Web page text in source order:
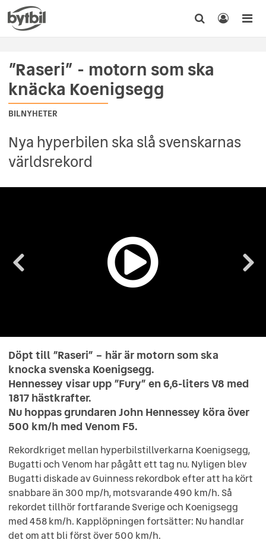
”Raseri” - motorn som ska
knäcka Koenigsegg
BILNYHETER
Nya hyperbilen ska slå svenskarnas
världsrekord
Döpt till ”Raseri” – här är motorn som ska
knocka svenska Koenigsegg.
Hennessey visar upp ”Fury” en 6,6-liters V8 med
1817 hästkrafter.
Nu hoppas grundaren John Hennessey köra över
500 km/h med Venom F5.
Rekordkriget mellan hyperbilstillverkarna Koenigsegg,
Bugatti och Venom har pågått ett tag nu. Nyligen blev
Bugatti diskade av Guinness rekordbok efter att ha kört
snabbare än 300 mp/h, motsvarande 490 km/h. Så
rekordet tillhör fortfarande Sverige och Koenigsegg
med 458 km/h. Kapplöpningen fortsätter: Nu handlar
det om att bli först över 500 km/h.